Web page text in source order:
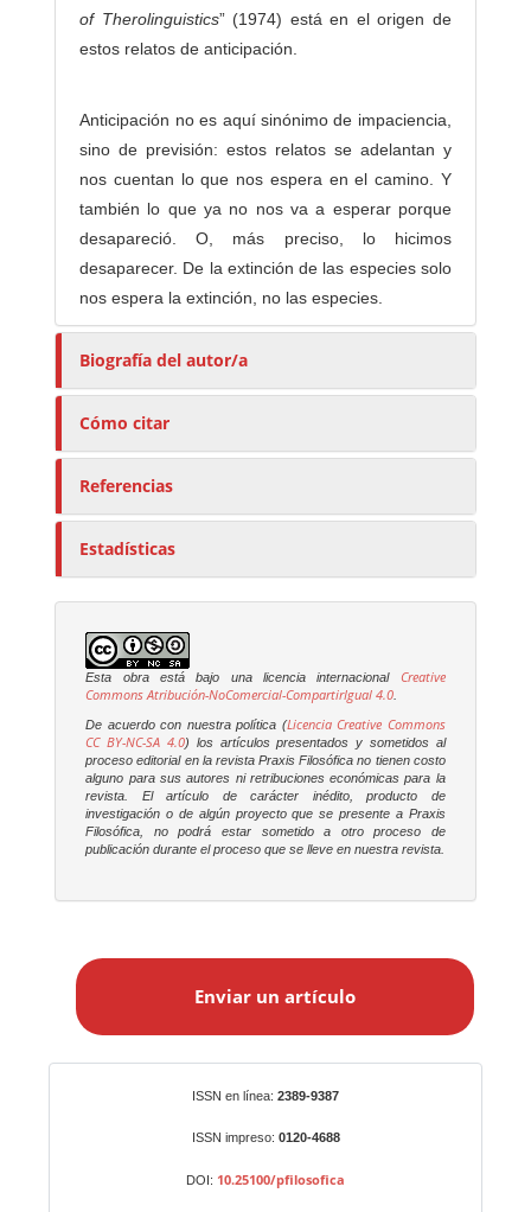
of Therolinguistics” (1974) está en el origen de
estos relatos de anticipación.
Anticipación no es aquí sinónimo de impaciencia,
sino de previsión: estos relatos se adelantan y
nos cuentan lo que nos espera en el camino. Y
también lo que ya no nos va a esperar porque
desapareció. O, más preciso, lo hicimos
desaparecer. De la extinción de las especies solo
nos espera la extinción, no las especies.
Biografía del autor/a
Cómo citar
Referencias
Estadísticas
Esta obra está bajo una licencia internacional
Creative
Commons Atribución-NoComercial-CompartirIgual 4.0
De acuerdo con nuestra política (Licencia Creative Commons
CC BY-NC-SA 4.0) los artículos presentados y sometidos al
proceso editorial en la revistaPraxis Filosófica no tienen costo
alguno para sus autores ni retribuciones económicas para la
revista. El artículo de carácter inédito, producto de
investigación o de algún proyecto que se presente a Praxis
Filosófica , no podrá estar sometido a otro proceso de
publicación durante el proceso que se lleve en nuestra revista.
a
Enviar un artículo
ISSN en línea: 2389-9387
ISSN impreso: 0120-4688
DOI: 10.25100/pfilosofica